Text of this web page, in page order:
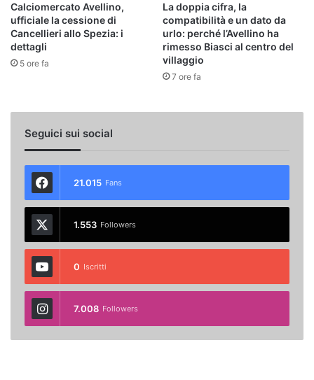
Calciomercato Avellino,
ufficiale la cessione di
Cancellieri allo Spezia: i
dettagli
5 ore fa
La doppia cifra, la
compatibilità e un dato da
urlo: perché l’Avellino ha
rimesso Biasci al centro del
villaggio
7 ore fa
Seguici sui social
21.015 Fans
1.553 Followers
0 Iscritti
7.008 Followers